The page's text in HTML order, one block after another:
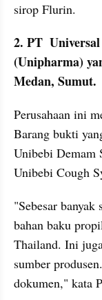
sirop Flurin.
2. PT
(Unipharma)
Medan, Sumut.
Perusahaan ini
Barang bukti
Unibebi Demam
Unibebi Cough
"Sebesar
bahan baku
Thailand. Ini
sumber
dokumen," kata